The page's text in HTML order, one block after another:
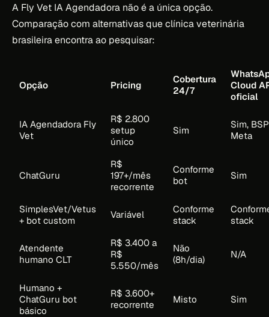
A Fly Vet IA Agendadora não é a única opção.
Comparação com alternativas que clínica veterinária
brasileira encontra ao pesquisar:
Opção Pricing
Cobertura
24/7
Cloud
oficial
IA Agendadora Fly
Vet
R$ 2.800
setup
único
Sim
Sim, BSP
Meta
ChatGuru
R$
197+/mês
recorrente
Conforme
bot
Sim
SimplesVet/Vetus
+ bot custom
Variável
Conforme
stack
stack
Atendente
humano CLT
R$ 3.400 a
R$
5.550/mês
Não
(8h/dia)
N/A
Humano +
ChatGuru bot
básico
R$ 3.600+
recorrente
Misto Sim